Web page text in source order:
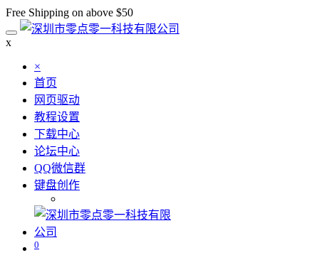
Free Shipping on above $50
x
×
首页
网页驱动
教程设置
下载中心
论坛中心
QQ微信群
键盘创作
0